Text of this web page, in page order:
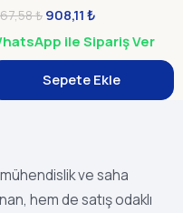
₺ 908,11₺
ile Sipariş Ver
Sepete Ekle
ve saha
hem de satış odaklı